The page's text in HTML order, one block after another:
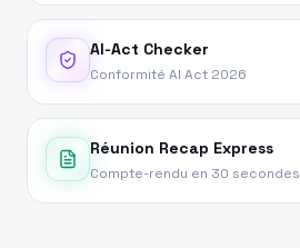
AI-Act Checker
Conformité AI Act 2026
Réunion Recap Express
Compte-rendu en 30 secondes